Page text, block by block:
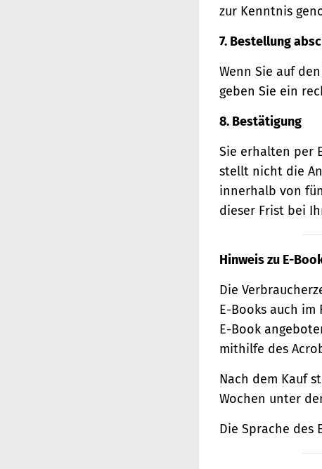
zur Kenntnis
7. Bestellung
Wenn Sie auf
geben Sie ein
8. Bestätigung
Sie erhalten per
stellt nicht die
innerhalb von
dieser Frist bei
Hinweis zu E-
Die
E-Books auch im
E-Book
mithilfe des
Nach dem Kauf
Wochen unter
Die Sprache des